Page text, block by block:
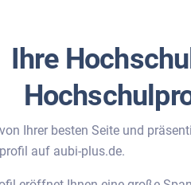
Ihre
Ihrer besten Seite und
auf aubi-plus.de.